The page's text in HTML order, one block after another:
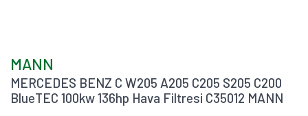
MANN
MERCEDES BENZ C W205 A205 C205 S205 C200
BlueTEC 100kw 136hp Hava Filtresi C35012 MANN